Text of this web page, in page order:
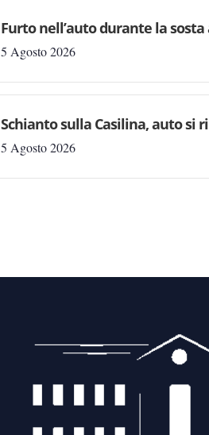
Furto nell’auto durante la
5 Agosto 2026
Schianto sulla Casilina, auto si
5 Agosto 2026